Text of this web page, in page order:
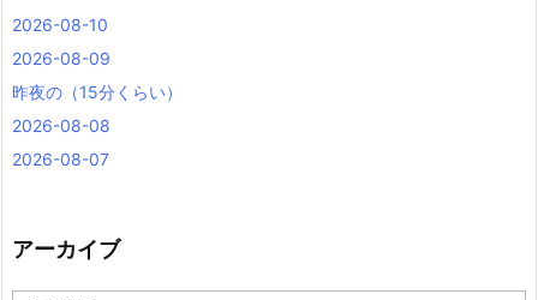
2026-08-10
2026-08-09
昨夜の（15分くらい）
2026-08-08
2026-08-07
アーカイブ